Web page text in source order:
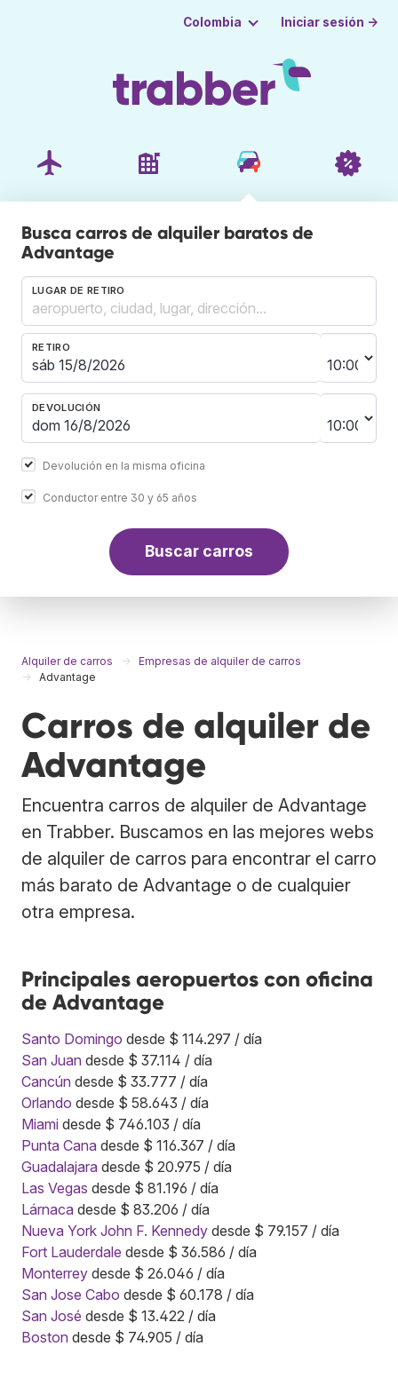
Colombia Iniciar sesión →
Busca carros de alquiler baratos de
Advantage
LUGAR DE RETIRO
RETIRO
DEVOLUCIÓN
Devolución en la misma oficina
Conductor entre 30 y 65 años
Buscar carros
Alquiler de carros
Empresas de alquiler de carros
Advantage
Carros de alquiler de
Advantage
Encuentra carros de alquiler de Advantage
en Trabber. Buscamos en las mejores webs
de alquiler de carros para encontrar el carro
más barato de Advantage o de cualquier
otra empresa.
Principales aeropuertos con oficina
de Advantage
Santo Domingo desde $ 114.297 / día
San Juan desde $ 37.114 / día
Cancún desde $ 33.777 / día
Orlando desde $ 58.643 / día
Miami desde $ 746.103 / día
Punta Cana desde $ 116.367 / día
Guadalajara desde $ 20.975 / día
Las Vegas desde $ 81.196 / día
Lárnaca desde $ 83.206 / día
Nueva York John F. Kennedy desde $ 79.157 / día
Fort Lauderdale desde $ 36.586 / día
Monterrey desde $ 26.046 / día
San Jose Cabo desde $ 60.178 / día
San José desde $ 13.422 / día
Boston desde $ 74.905 / día